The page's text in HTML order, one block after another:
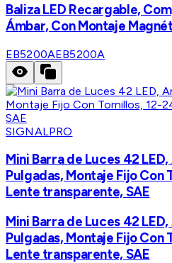
Baliza LED Recargable,
Ámbar, Con Montaje
EB5200AEB5200A
SIGNALPRO
Mini Barra de Luces 42
Pulgadas, Montaje Fijo Con
Lente transparente, SAE
Mini Barra de Luces 42
Pulgadas, Montaje Fijo Con
Lente transparente, SAE